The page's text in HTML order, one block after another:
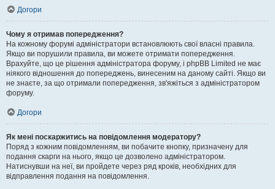
Догори
Чому я отримав попередження?
На кожному форумі адміністратори встановлюють свої власні правила.
Якщо ви порушили правила, ви можете отримати попередження.
Врахуйте, що це рішення адміністратора форуму, і phpBB Limited не має
ніякого відношення до попереджень, винесеним на даному сайті. Якщо ви
не знаєте, за що отримали попередження, зв'яжіться з адміністратором
форуму.
Догори
Як мені поскаржитись на повідомлення модератору?
Поряд з кожним повідомленням, ви побачите кнопку, призначену для
подання скарги на нього, якщо це дозволено адміністратором.
Натиснувши на неї, ви пройдете через ряд кроків, необхідних для
відправлення подання на повідомлення.